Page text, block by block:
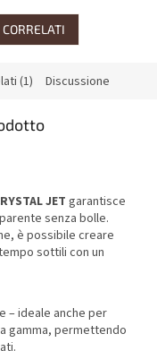
(1) Discussione
JET garantisce
senza bolle.
è possibile creare
sottili con un
– ideale anche per
gamma, permettendo